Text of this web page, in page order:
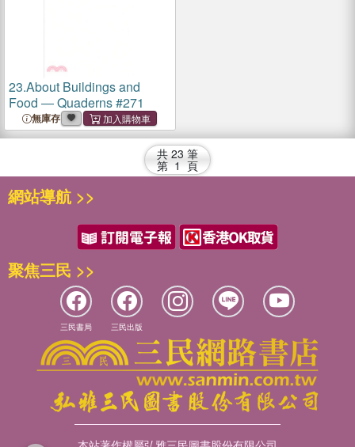
23.About Buildings and
Food ― Quaderns #271
無庫存
共 23 筆
第 1 頁
網站導航 >>
聚焦三民 >>
三民書局 三民出版